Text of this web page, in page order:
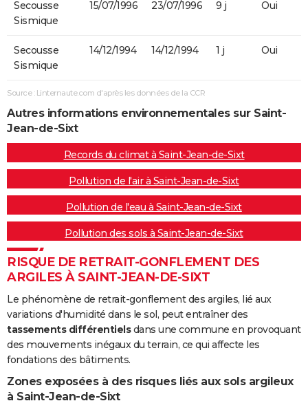
Secousse
Sismique
15/07/1996 23/07/1996 9 j Oui
Secousse
Sismique
14/12/1994 14/12/1994 1 j Oui
Source : Linternaute.com d'après les données de la CCR
Autres informations environnementales sur Saint-
Jean-de-Sixt
Records du climat à Saint-Jean-de-Sixt
Pollution de l'air à Saint-Jean-de-Sixt
Pollution de l'eau à Saint-Jean-de-Sixt
Pollution des sols à Saint-Jean-de-Sixt
RISQUE DE RETRAIT-GONFLEMENT DES
ARGILES À SAINT-JEAN-DE-SIXT
Le phénomène de retrait-gonflement des argiles, lié aux
variations d'humidité dans le sol, peut entraîner des
tassements différentielsdans une commune en provoquant
des mouvements inégaux du terrain, ce qui affecte les
fondations des bâtiments.
Zones exposées à des risques liés aux sols argileux
à Saint-Jean-de-Sixt